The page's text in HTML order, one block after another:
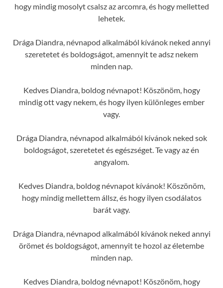
hogy mindig mosolyt csalsz az arcomra, és hogy melletted
lehetek.
Drága Diandra, névnapod alkalmából kívánok neked annyi
szeretetet és boldogságot, amennyit te adsz nekem
minden nap.
Kedves Diandra, boldog névnapot! Köszönöm, hogy
mindig ott vagy nekem, és hogy ilyen különleges ember
vagy.
Drága Diandra, névnapod alkalmából kívánok neked sok
boldogságot, szeretetet és egészséget. Te vagy az én
angyalom.
Kedves Diandra, boldog névnapot kívánok! Köszönöm,
hogy mindig mellettem állsz, és hogy ilyen csodálatos
barát vagy.
Drága Diandra, névnapod alkalmából kívánok neked annyi
örömet és boldogságot, amennyit te hozol az életembe
minden nap.
Kedves Diandra, boldog névnapot! Köszönöm, hogy